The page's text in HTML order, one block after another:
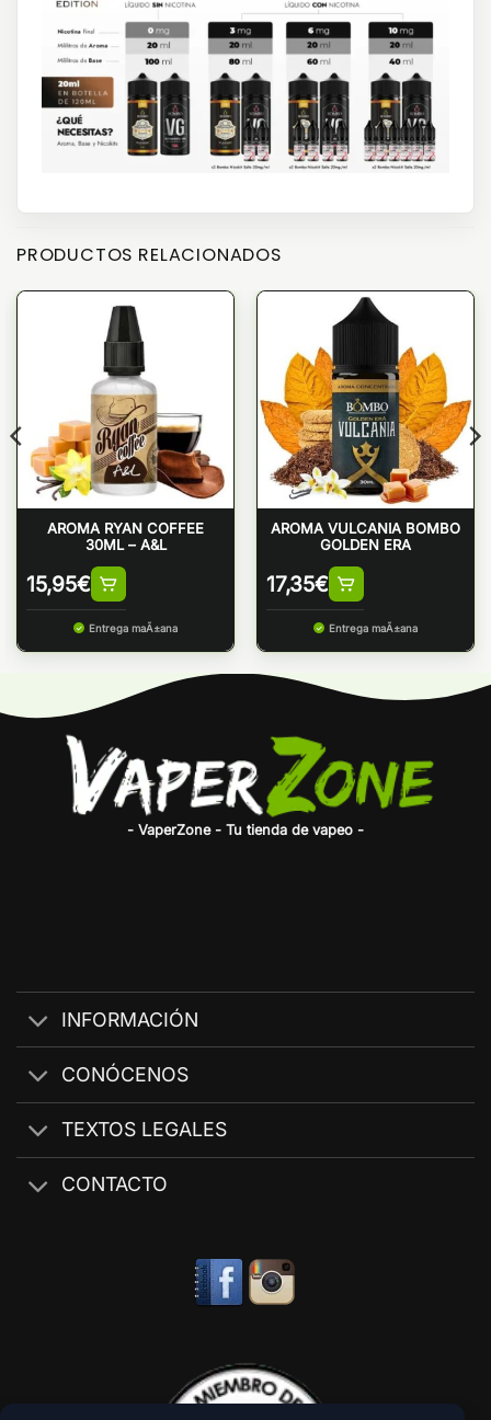
PRODUCTOS RELACIONADOS
AROMA RYAN COFFEE
30ML – A&L
15,95€
Entrega maÃ±ana
AROMA VULCANIA BOMBO
GOLDEN ERA
17,35€
Entrega maÃ±ana
- VaperZone - Tu tienda de vapeo -
INFORMACIÓN
CONÓCENOS
TEXTOS LEGALES
CONTACTO